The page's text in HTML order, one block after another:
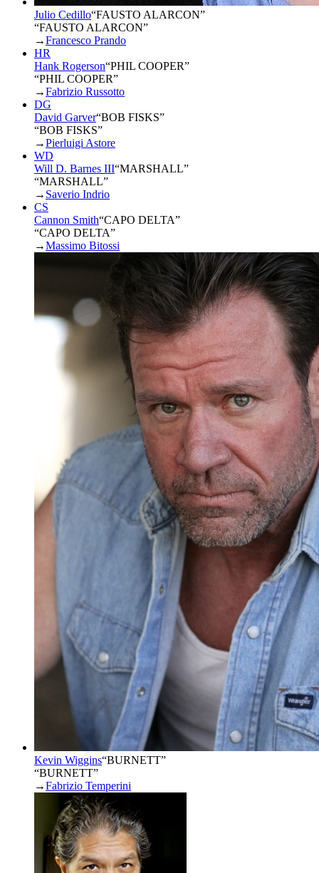
Julio Cedillo“FAUSTO ALARCON”
“FAUSTO ALARCON”
→Francesco Prando
HR
Hank Rogerson“PHIL COOPER”
“PHIL COOPER”
→Fabrizio Russotto
DG
David Garver“BOB FISKS”
“BOB FISKS”
→Pierluigi Astore
WD
Will D. Barnes III“MARSHALL”
“MARSHALL”
→ Saverio Indrio
CS
Cannon Smith“CAPO DELTA”
“CAPO DELTA”
→Massimo Bitossi
Kevin Wiggins“BURNETT”
“BURNETT”
→Fabrizio Temperini